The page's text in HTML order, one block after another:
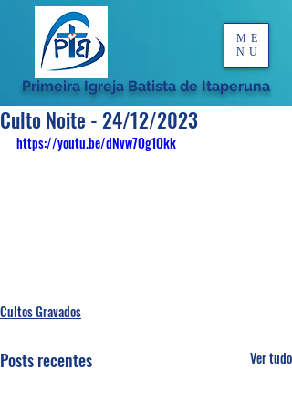
Primeira Igreja Batista de Itaperuna
ME
NU
Culto Noite - 24/12/2023
https://youtu.be/dNvw7Og1Okk
Cultos Gravados
Posts recentes Ver tudo